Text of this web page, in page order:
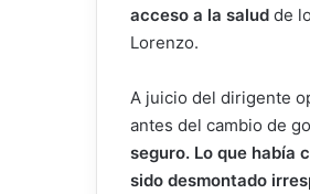
acceso a la salud de
Lorenzo.
A juicio del dirigente
antes del cambio de
seguro. Lo que había
sido desmontado